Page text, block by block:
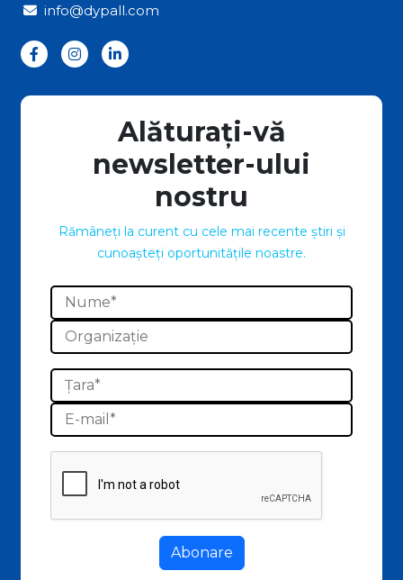
info@dypall.com
Alăturați-vă
newsletter-ului
nostru
Rămâneți la curent cu cele mai recente știri și
cunoașteți oportunitățile noastre.